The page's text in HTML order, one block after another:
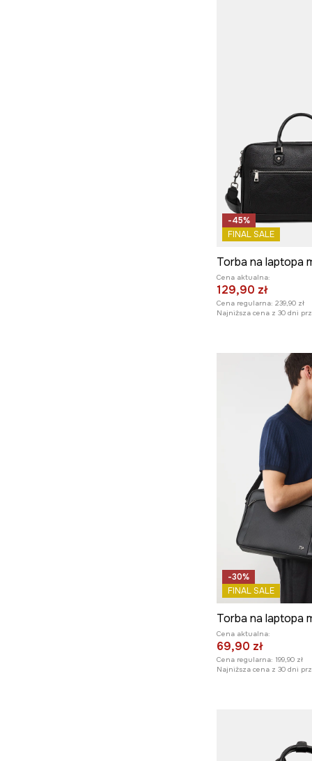
-45%
FINAL SALE
Cena aktualna:
129,90 zł
Cena regularna: 239,90 zł
Najniższa cena z 30 dni
-30%
FINAL SALE
Torba na laptopa
Cena aktualna:
69,90 zł
Cena regularna: 199,90 zł
Najniższa cena z 30 dni